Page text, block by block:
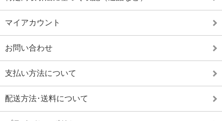
マイアカウント
お問い合わせ
支払い方法について
配送方法･送料について